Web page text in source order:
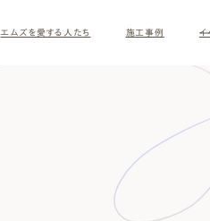
エムズを愛する人たち 施工事例 イ